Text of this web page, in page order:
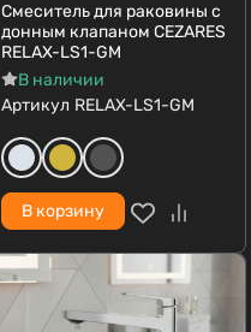
Смеситель для раковины с
донным клапаном CEZARES
RELAX-LS1-GM
В наличии
Артикул RELAX-LS1-GM
В корзину